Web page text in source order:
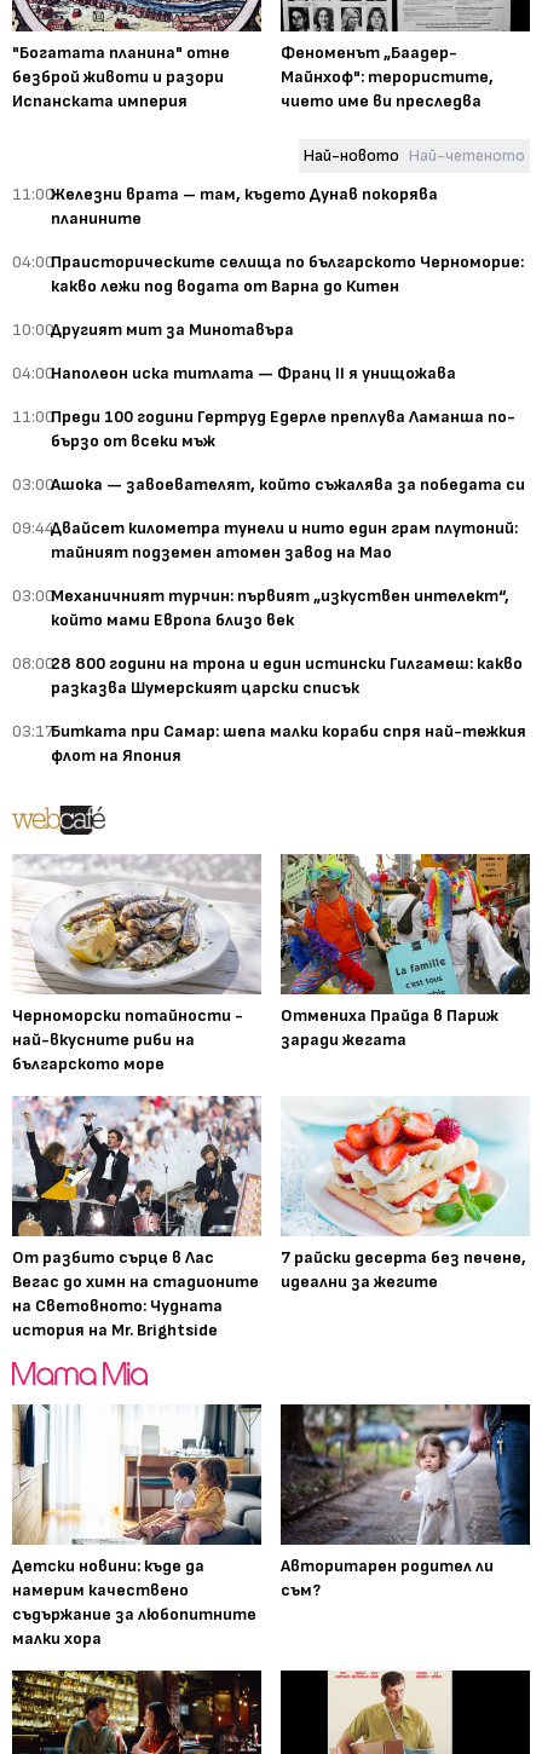
"Богатата планина" отне
безброй животи и разори
Испанската империя
Феноменът „Баадер-
Майнхоф": терористите,
чието име ви преследва
Най-новото Най-четеното
11:00Железни врата – там, където Дунав покорява
планините
04:00Праисторическите селища по българското Черноморие:
какво лежи под водата от Варна до Китен
10:00Другият мит за Минотавъра
04:00Наполеон иска титлата — Франц II я унищожава
11:00Преди 100 години Гертруд Едерле преплува Ламанша по-
бързо от всеки мъж
03:00Ашока — завоевателят, който съжалява за победата си
09:44Двайсет километра тунели и нито един грам плутоний:
тайният подземен атомен завод на Мао
03:00Механичният турчин: първият „изкуствен интелект“,
който мами Европа близо век
08:0028 800 години на трона и един истински Гилгамеш: какво
разказва Шумерският царски списък
03:17Битката при Самар: шепа малки кораби спря най-тежкия
флот на Япония
Черноморски потайности -
най-вкусните риби на
българското море
Отмениха Прайда в Париж
заради жегата
От разбито сърце в Лас
Вегас до химн на стадионите
на Световното: Чудната
история на Mr. Brightside
7 райски десерта без печене,
идеални за жегите
Детски новини: къде да
намерим качествено
съдържание за любопитните
малки хора
Авторитарен родител ли
съм?